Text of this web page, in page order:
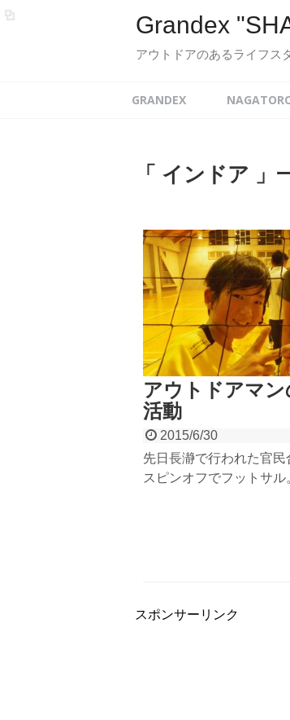
Grandex
アウトドアのあるライフス
GRANDEX
「 インドア 」
アウトドアマ
活動
2015/6/30
先日長瀞で行われた官
スピンオフでフットサ
スポンサーリンク